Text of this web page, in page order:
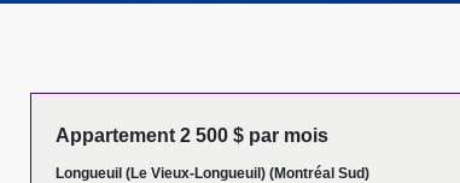
Appartement 2 500 $ par mois
Longueuil (Le Vieux-Longueuil) (Montréal Sud)